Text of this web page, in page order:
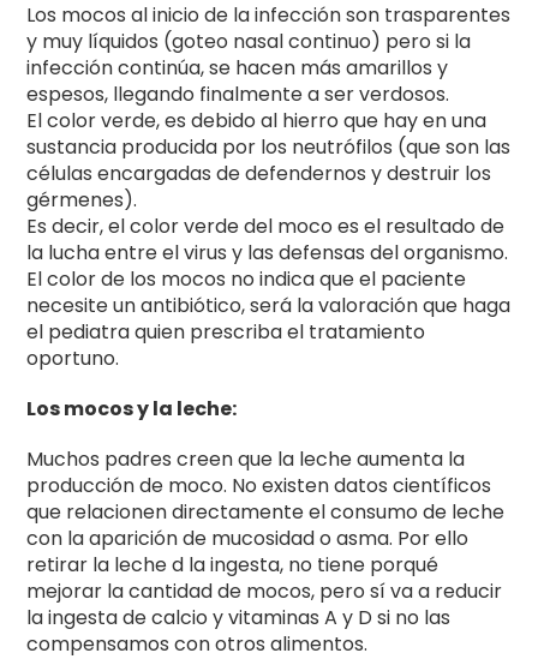
Los mocos al inicio de la infección son trasparentes
y muy líquidos (goteo nasal continuo) pero si la
infección continúa, se hacen más amarillos y
espesos, llegando finalmente a ser verdosos.
El color verde, es debido al hierro que hay en una
sustancia producida por los neutrófilos (que son las
células encargadas de defendernos y destruir los
gérmenes).
Es decir, el color verde del moco es el resultado de
la lucha entre el virus y las defensas del organismo.
El color de los mocos no indica que el paciente
necesite un antibiótico, será la valoración que haga
el pediatra quien prescriba el tratamiento
oportuno.
Los mocos y la leche:
Muchos padres creen que la leche aumenta la
producción de moco. No existen datos científicos
que relacionen directamente el consumo de leche
con la aparición de mucosidad o asma. Por ello
retirar la leche d la ingesta, no tiene porqué
mejorar la cantidad de mocos, pero sí va a reducir
la ingesta de calcio y vitaminas A y D si no las
compensamos con otros alimentos.